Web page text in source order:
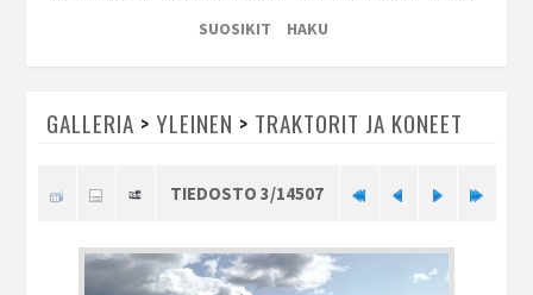
SUOSIKIT
HAKU
GALLERIA > YLEINEN > TRAKTORIT JA KONEET
TIEDOSTO 3/14507